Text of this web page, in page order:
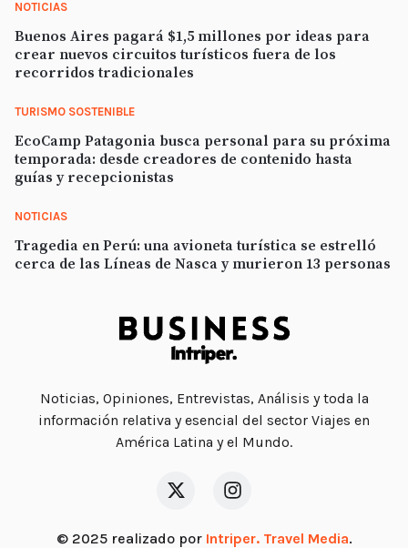
Noticias, Opiniones, Entrevistas, Análisis y toda la
información relativa y esencial del sector Viajes en
América Latina y el Mundo.
© 2025 realizado por Intriper. Travel Media.
NOTICIAS
Buenos Aires pagará $1,5 millones por ideas para
crear nuevos circuitos turísticos fuera de los
recorridos tradicionales
TURISMO SOSTENIBLE
EcoCamp Patagonia busca personal para su próxima
temporada: desde creadores de contenido hasta
guías y recepcionistas
NOTICIAS
Tragedia en Perú: una avioneta turística se estrelló
cerca de las Líneas de Nasca y murieron 13 personas